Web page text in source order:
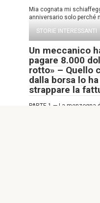
Mia cognata mi
anniversario solo perché
STORIE INTERESSANTI
Un meccanico
pagare 8.000
rotto» – Quello
dalla borsa lo
strappare la
PARTE 1 — La menzogna